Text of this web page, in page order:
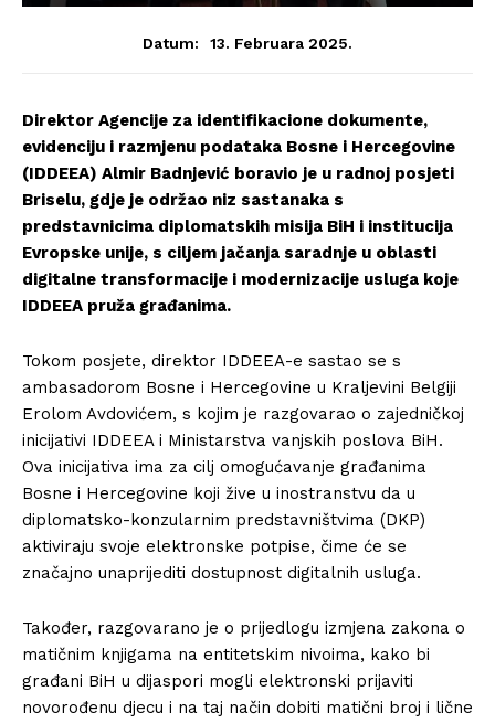
Datum: 13. Februara 2025.
Direktor Agencije za identifikacione dokumente,
evidenciju i razmjenu podataka Bosne i Hercegovine
(IDDEEA) Almir Badnjević boravio je u radnoj posjeti
Briselu, gdje je održao niz sastanaka s
predstavnicima diplomatskih misija BiH i institucija
Evropske unije, s ciljem jačanja saradnje u oblasti
digitalne transformacije i modernizacije usluga koje
IDDEEA pruža građanima.
Tokom posjete, direktor IDDEEA-e sastao se s
ambasadorom Bosne i Hercegovine u Kraljevini Belgiji
Erolom Avdovićem, s kojim je razgovarao o zajedničkoj
inicijativi IDDEEA i Ministarstva vanjskih poslova BiH.
Ova inicijativa ima za cilj omogućavanje građanima
Bosne i Hercegovine koji žive u inostranstvu da u
diplomatsko-konzularnim predstavništvima (DKP)
aktiviraju svoje elektronske potpise, čime će se
značajno unaprijediti dostupnost digitalnih usluga.
Također, razgovarano je o prijedlogu izmjena zakona o
matičnim knjigama na entitetskim nivoima, kako bi
građani BiH u dijaspori mogli elektronski prijaviti
novorođenu djecu i na taj način dobiti matični broj i lične